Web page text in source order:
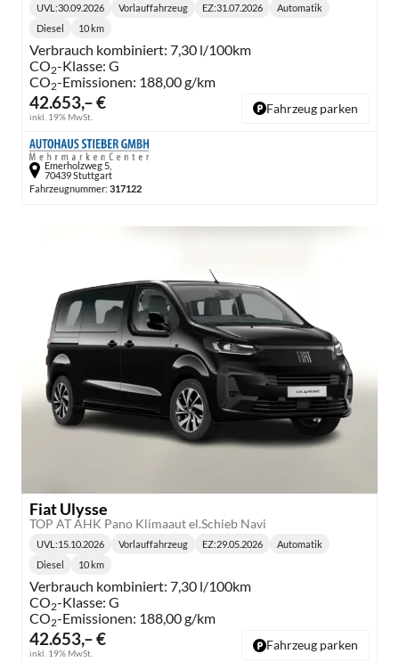
42.653,– €
inkl. 19% MwSt.
Lieferzeit:
UVL :30.09.2026 Vorlauffahrzeug EZ:31.07.2026
Getriebe:
Automatik
Kraftstoff:
Diesel
Kilometerstand:
10 km
Verbrauch kombiniert: 7,30 l/100km
CO2-Klasse: G
CO2-Emissionen: 188,00 g/km
Fahrzeug parken
Emerholzweg 5,
70439 Stuttgart
Fahrzeugnummer: 317122
Fiat Ulysse
TOP AT AHK Pano Klimaaut el.Schieb Navi
42.653,– €
inkl. 19% MwSt.
UVL :15.10.2026 Vorlauffahrzeug EZ:29.05.2026 Automatik
Diesel 10 km
Verbrauch kombiniert: 7,30 l/100km
CO2-Klasse: G
CO2-Emissionen: 188,00 g/km
Fahrzeug parken